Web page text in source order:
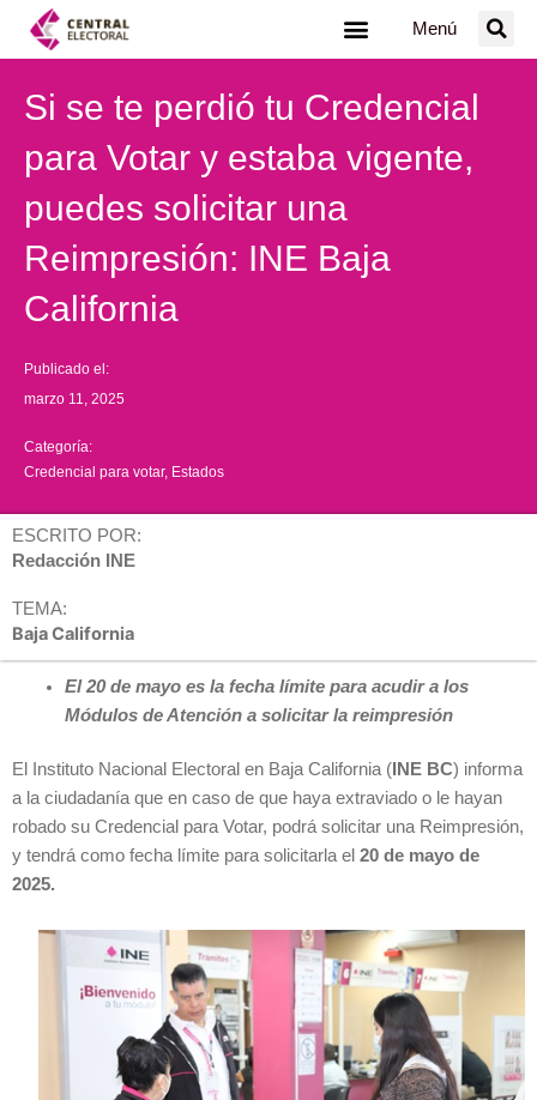
Menú
Si se te perdió tu Credencial
para Votar y estaba vigente,
puedes solicitar una
Reimpresión: INE Baja
California
Publicado el:
marzo 11, 2025
Categoría:
Credencial para votar, Estados
ESCRITO POR:
Redacción INE
TEMA:
Baja California
El 20 de mayo es la fecha límite para acudir a los
Módulos de Atención a solicitar la reimpresión
El Instituto Nacional Electoral en Baja California ( INE BC) informa
a la ciudadanía que en caso de que haya extraviado o le hayan
robado su Credencial para Votar, podrá solicitar una Reimpresión,
y tendrá como fecha límite para solicitarla el 20 de mayo de
2025.